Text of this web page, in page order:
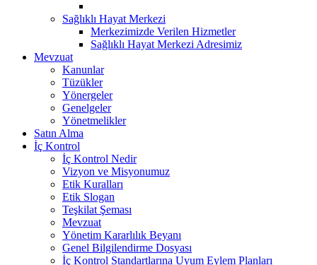
Sağlıklı Hayat Merkezi
Merkezimizde Verilen Hizmetler
Sağlıklı Hayat Merkezi Adresimiz
Mevzuat
Kanunlar
Tüzükler
Yönergeler
Genelgeler
Yönetmelikler
Satın Alma
İç Kontrol
İç Kontrol Nedir
Vizyon ve Misyonumuz
Etik Kuralları
Etik Slogan
Teşkilat Şeması
Mevzuat
Yönetim Kararlılık Beyanı
Genel Bilgilendirme Dosyası
İç Kontrol Standartlarına Uyum Eylem Planları